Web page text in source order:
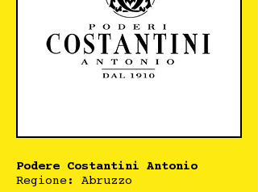
Podere Costantini Antonio
Regione: Abruzzo